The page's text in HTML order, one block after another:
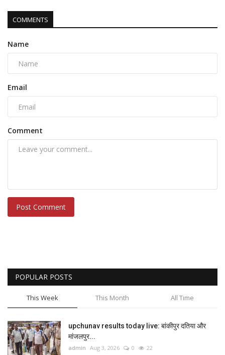
COMMENTS
Name
Email
Comment
Post Comment
POPULAR POSTS
This Week This Month All Time
upchunav results today live: बांकीपुर दतिया और
मांजलपुर...
admin Aug 3, 2026 0 22